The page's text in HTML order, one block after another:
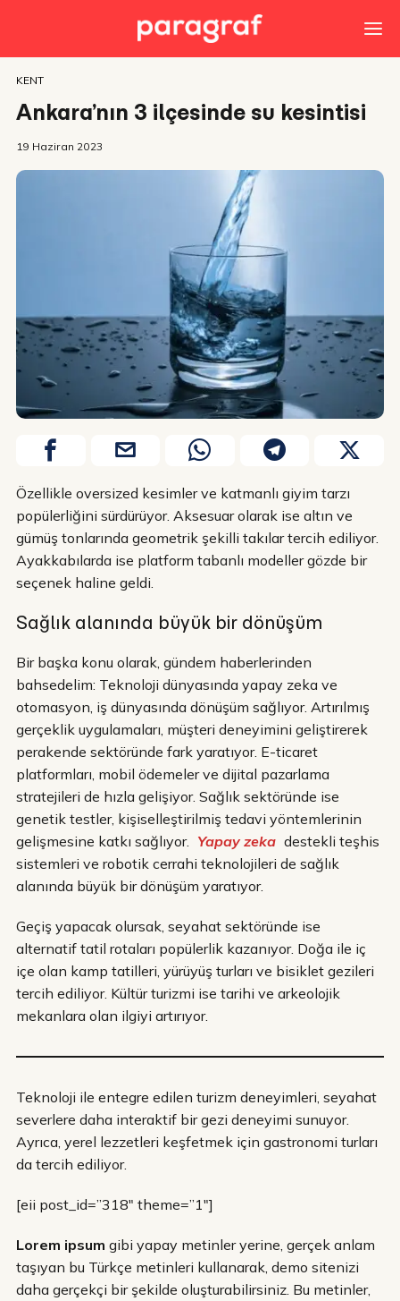
KENT
Ankara’nın 3 ilçesinde su kesintisi
19 Haziran 2023
Özellikle oversized kesimler ve katmanlı giyim tarzı
popülerliğini sürdürüyor. Aksesuar olarak ise altın ve
gümüş tonlarında geometrik şekilli takılar tercih ediliyor.
Ayakkabılarda ise platform tabanlı modeller gözde bir
seçenek haline geldi.
Sağlık alanında büyük bir dönüşüm
Bir başka konu olarak, gündem haberlerinden
bahsedelim: Teknoloji dünyasında yapay zeka ve
otomasyon, iş dünyasında dönüşüm sağlıyor. Artırılmış
gerçeklik uygulamaları, müşteri deneyimini geliştirerek
perakende sektöründe fark yaratıyor. E-ticaret
platformları, mobil ödemeler ve dijital pazarlama
stratejileri de hızla gelişiyor. Sağlık sektöründe ise
genetik testler, kişiselleştirilmiş tedavi yöntemlerinin
gelişmesine katkı sağlıyor. Yapay zeka destekli teşhis
sistemleri ve robotik cerrahi teknolojileri de sağlık
alanında büyük bir dönüşüm yaratıyor.
Geçiş yapacak olursak, seyahat sektöründe ise
alternatif tatil rotaları popülerlik kazanıyor. Doğa ile iç
içe olan kamp tatilleri, yürüyüş turları ve bisiklet gezileri
tercih ediliyor. Kültür turizmi ise tarihi ve arkeolojik
mekanlara olan ilgiyi artırıyor.
Teknoloji ile entegre edilen turizm deneyimleri, seyahat
severlere daha interaktif bir gezi deneyimi sunuyor.
Ayrıca, yerel lezzetleri keşfetmek için gastronomi turları
da tercih ediliyor.
[eii post_id=”318″ theme=”1″]
Lorem ipsum gibi yapay metinler yerine, gerçek anlam
taşıyan bu Türkçe metinleri kullanarak, demo sitenizi
daha gerçekçi bir şekilde oluşturabilirsiniz. Bu metinler,